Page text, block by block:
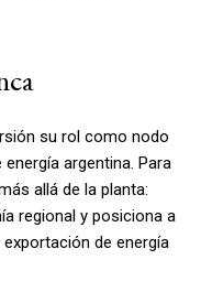
su rol como nodo
argentina. Para
allá de la planta:
regional y posiciona a
de energía